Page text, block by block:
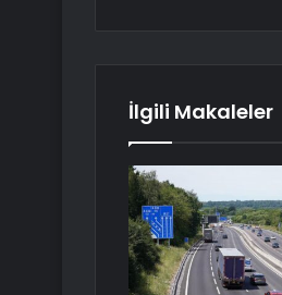
İlgili Makaleler